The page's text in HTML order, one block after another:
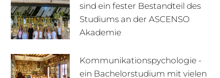
sind ein fester Bestandteil des
Studiums an der ASCENSO
Akademie
Kommunikationspychologie -
ein Bachelorstudium mit vielen